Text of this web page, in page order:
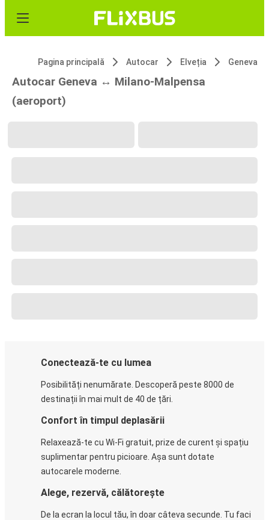
Pagina principală Autocar Elveția Geneva
Autocar Geneva ↔ Milano-Malpensa
(aeroport)
Conectează-te cu lumea
Posibilități nenumărate. Descoperă peste 8000 de
destinații în mai mult de 40 de țări.
Confort în timpul deplasării
Relaxează-te cu Wi-Fi gratuit, prize de curent și spațiu
suplimentar pentru picioare. Așa sunt dotate
autocarele moderne.
Alege, rezervă, călătorește
De la ecran la locul tău, în doar câteva secunde. Tu faci